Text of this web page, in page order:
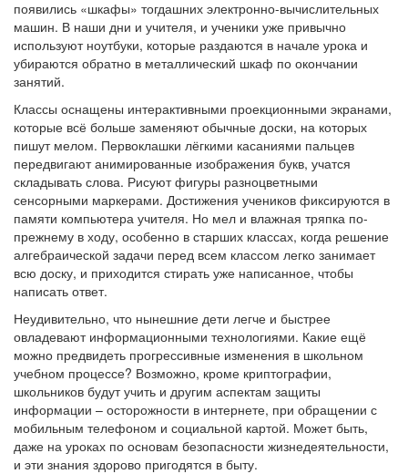
появились «шкафы» тогдашних электронно-вычислительных
машин. В наши дни и учителя, и ученики уже привычно
используют ноутбуки, которые раздаются в начале урока и
убираются обратно в металлический шкаф по окончании
занятий.
Классы оснащены интерактивными проекционными экранами,
которые всё больше заменяют обычные доски, на которых
пишут мелом. Первоклашки лёгкими касаниями пальцев
передвигают анимированные изображения букв, учатся
складывать слова. Рисуют фигуры разноцветными
сенсорными маркерами. Достижения учеников фиксируются в
памяти компьютера учителя. Но мел и влажная тряпка по-
прежнему в ходу, особенно в старших классах, когда решение
алгебраической задачи перед всем классом легко занимает
всю доску, и приходится стирать уже написанное, чтобы
написать ответ.
Неудивительно, что нынешние дети легче и быстрее
овладевают информационными технологиями. Какие ещё
можно предвидеть прогрессивные изменения в школьном
учебном процессе? Возможно, кроме криптографии,
школьников будут учить и другим аспектам защиты
информации – осторожности в интернете, при обращении с
мобильным телефоном и социальной картой. Может быть,
даже на уроках по основам безопасности жизнедеятельности,
и эти знания здорово пригодятся в быту.